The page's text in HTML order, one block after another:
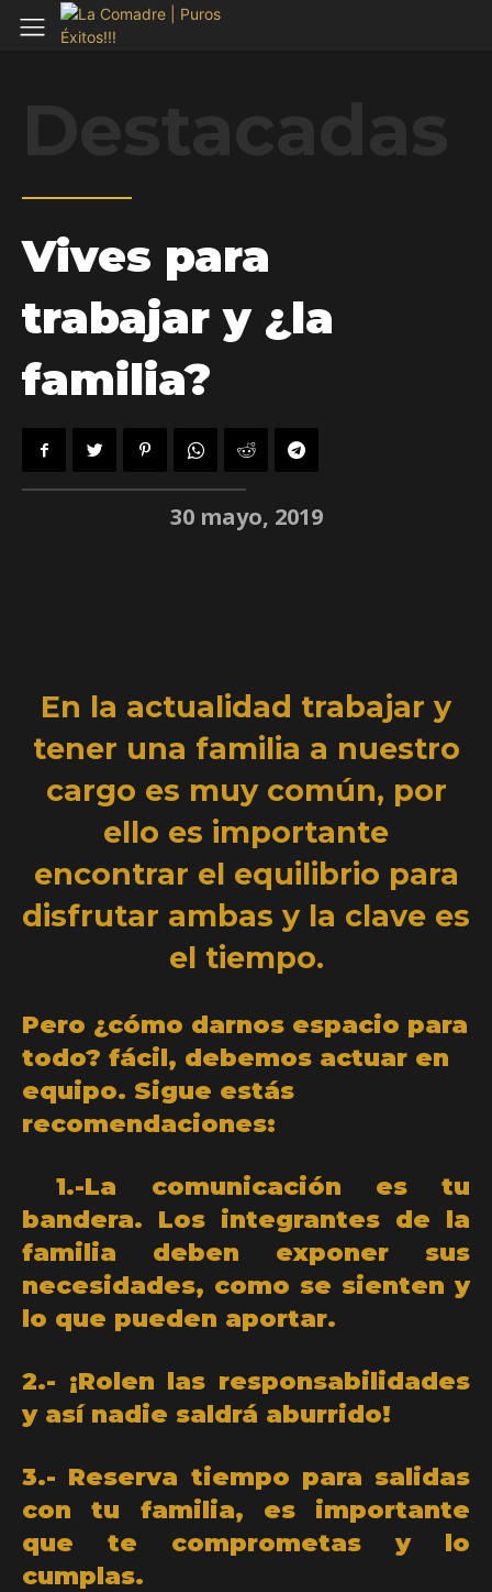
Vives para
trabajar y ¿la
familia?
30 mayo, 2019
En la actualidad trabajar y
tener una familia a nuestro
cargo es muy común, por
ello es importante
encontrar el equilibrio para
disfrutar ambas y la clave es
el tiempo.
Pero ¿cómo darnos espacio para
todo? fácil, debemos actuar en
equipo. Sigue estás
recomendaciones:
1.-La comunicación es tu
bandera. Los integrantes de la
familia deben exponer sus
necesidades, como se sienten y
lo que pueden aportar.
2.- ¡Rolen las responsabilidades
y así nadie saldrá aburrido!
3.- Reserva tiempo para salidas
con tu familia, es importante
que te comprometas y lo
cumplas.